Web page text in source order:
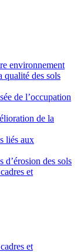
environnement
qualité des sols
de l’occupation
de la
liés aux
d’érosion des sols
et
et